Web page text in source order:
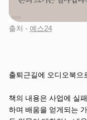
출처 - 예스24
출퇴근길에 오디오북으
책의 내용은 사업에 실
하며 배움을 얻게되는